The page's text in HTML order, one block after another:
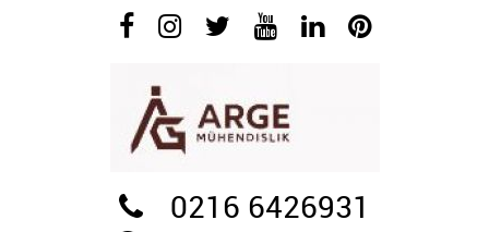
0216 6426931